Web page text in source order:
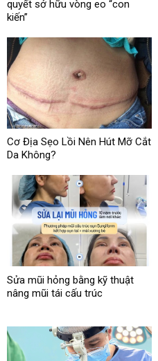
quyết sở hữu vòng eo “con
kiến”
Cơ Địa Sẹo Lồi Nên Hút Mỡ Cắt
Da Không?
Sửa mũi hỏng bằng kỹ thuật
nâng mũi tái cấu trúc